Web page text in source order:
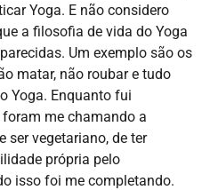
Yoga. E não considero
a filosofia de vida do Yoga
Um exemplo são os
matar, não roubar e tudo
Yoga. Enquanto fui
me chamando a
ser vegetariano, de ter
própria pelo
isso foi me completando.